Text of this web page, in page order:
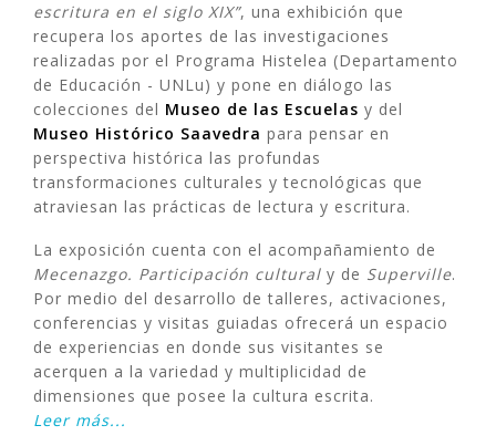
escritura en el siglo XIX”, una exhibición que
recupera los aportes de las investigaciones
realizadas por el Programa Histelea (Departamento
de Educación - UNLu) y pone en diálogo las
colecciones del Museo de las Escuelas y del
Museo Histórico Saavedra para pensar en
perspectiva histórica las profundas
transformaciones culturales y tecnológicas que
atraviesan las prácticas de lectura y escritura.
La exposición cuenta con el acompañamiento de
Mecenazgo. Participación cultural y de Superville.
Por medio del desarrollo de talleres, activaciones,
conferencias y visitas guiadas ofrecerá un espacio
de experiencias en donde sus visitantes se
acerquen a la variedad y multiplicidad de
dimensiones que posee la cultura escrita.
Leer más...